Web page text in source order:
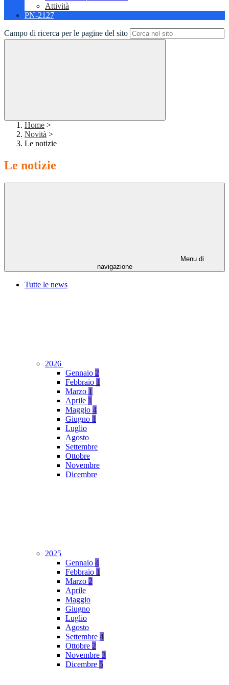
Attività
PN-2127
Campo di ricerca per le pagine del sito
Home >
Novità >
Le notizie
Le notizie
Menu di
navigazione
Tutte le news
2026
Gennaio 2
Febbraio 1
Marzo 1
Aprile 1
Maggio 4
Giugno 1
Luglio
Agosto
Settembre
Ottobre
Novembre
Dicembre
2025
Gennaio 4
Febbraio 1
Marzo 2
Aprile
Maggio
Giugno
Luglio
Agosto
Settembre 4
Ottobre 2
Novembre 3
Dicembre 5